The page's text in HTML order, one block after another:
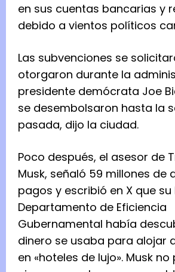
en sus cuentas bancarias y
debido a vientos políticos
Las subvenciones se
otorgaron durante la
presidente demócrata Joe
se desembolsaron hasta la
pasada, dijo la ciudad.
Poco después, el asesor de
Musk, señaló 59 millones de
pagos y escribió en X que
Departamento de Eficiencia
Gubernamental había
dinero se usaba para alojar
en «hoteles de lujo». Musk